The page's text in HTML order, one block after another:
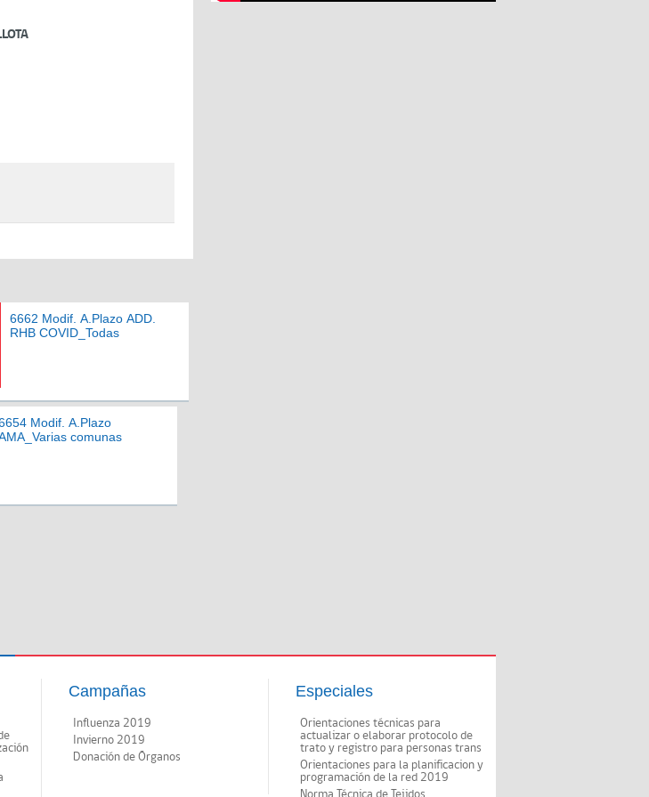
6662 Modif. A.Plazo ADD.
RHB COVID_Todas
Modif. A.Plazo
comunas
Campañas
Influenza 2019
Invierno 2019
Donación de Órganos
Especiales
Orientaciones técnicas para
actualizar o elaborar protocolo de
trato y registro para personas trans
Orientaciones para la planificacion y
programación de la red 2019